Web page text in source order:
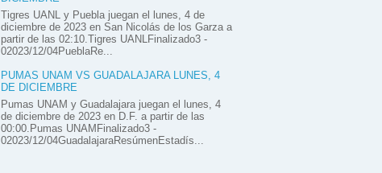
Tigres UANL y Puebla juegan el lunes, 4 de
diciembre de 2023 en San Nicolás de los Garza a
partir de las 02:10.Tigres UANLFinalizado3 -
02023/12/04PueblaRe...
PUMAS UNAM VS GUADALAJARA LUNES, 4
DE DICIEMBRE
Pumas UNAM y Guadalajara juegan el lunes, 4
de diciembre de 2023 en D.F. a partir de las
00:00.Pumas UNAMFinalizado3 -
02023/12/04GuadalajaraResúmenEstadís...